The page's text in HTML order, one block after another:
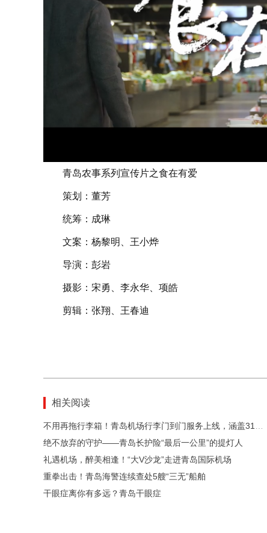
青岛农事系列宣传片之食在有爱
策划：董芳
统筹：成琳
文案：杨黎明、王小烨
导演：彭岩
摄影：宋勇、李永华、项皓
剪辑：张翔、王春迪
相关阅读
绝不放弃的守护——青岛长护险“最后一公里”的提灯人
礼遇机场，醉美相逢！“大V沙龙”走进青岛国际机场
重拳出击！青岛海警连续查处5艘“三无”船舶
干眼症离你有多远？青岛干眼症